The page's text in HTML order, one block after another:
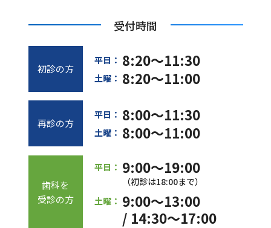
受付時間
初診の方
平日： 8:20～11:30
土曜： 8:20～11:00
再診の方
平日： 8:00～11:30
土曜： 8:00～11:00
歯科を
受診の方
平日： 9:00～19:00
（初診は18:00まで）
土曜： 9:00～13:00
/ 14:30～17:00